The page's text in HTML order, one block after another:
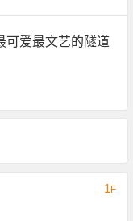
可爱最文艺的隧道
1F